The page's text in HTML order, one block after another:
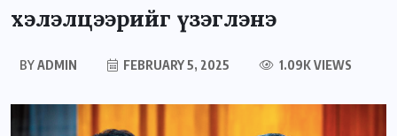
хэлэлцээрийг үзэглэнэ
BYADMIN FEBRUARY 5, 2025 1.09K VIEWS